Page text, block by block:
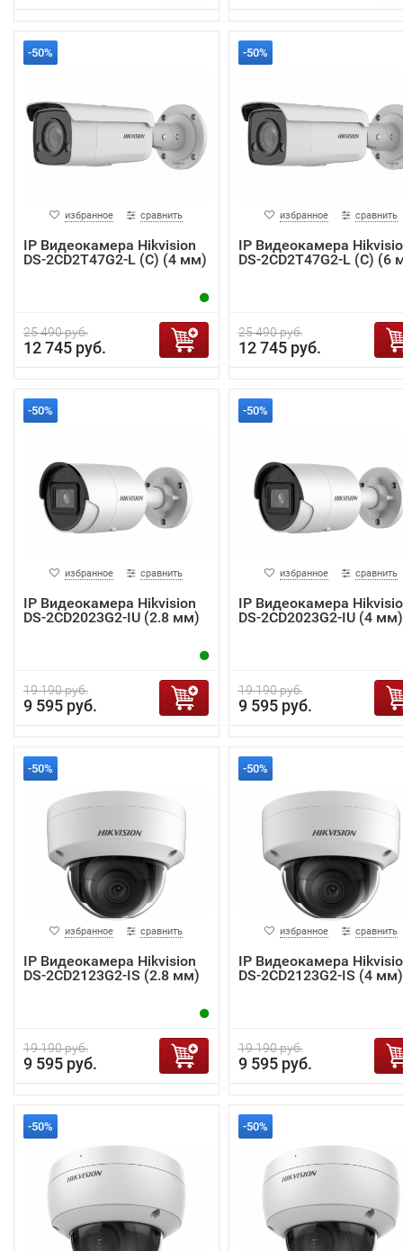
-50%
избранное сравнить
IP Видеокамера Hikvision
DS-2CD2T47G2-L (C) (4 мм)
25 490 руб.
12 745 руб.
-50%
избранное сравнить
IP Видеокамера
DS-2CD2T47G2-L (C) (6
25 490 руб.
12 745 руб.
-50%
избранное сравнить
IP Видеокамера Hikvision
DS-2CD2023G2-IU (2.8 мм)
19 190 руб.
9 595 руб.
-50%
избранное сравнить
IP Видеокамера
DS-2CD2023G2-IU (4 мм)
19 190 руб.
9 595 руб.
-50%
избранное сравнить
IP Видеокамера Hikvision
DS-2CD2123G2-IS (2.8 мм)
19 190 руб.
9 595 руб.
-50%
избранное сравнить
IP Видеокамера
DS-2CD2123G2-IS (4 мм)
19 190 руб.
9 595 руб.
-50% -50%